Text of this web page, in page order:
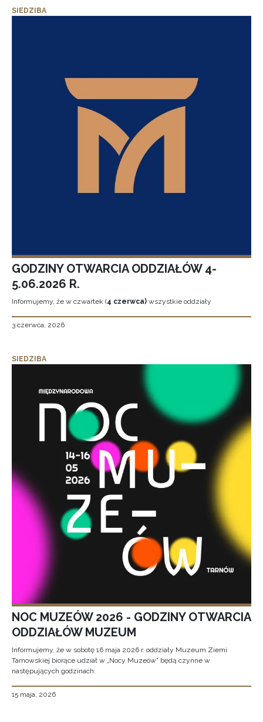
SIEDZIBA
GODZINY OTWARCIA ODDZIAŁÓW 4-
5.06.2026 R.
Informujemy, że w czwartek (4 czerwca) wszystkie oddziały
3 czerwca, 2026
SIEDZIBA
NOC MUZEÓW 2026 - GODZINY OTWARCIA
ODDZIAŁÓW MUZEUM
Informujemy, że w sobotę 16 maja 2026 r. oddziały Muzeum Ziemi
Tarnowskiej biorące udział w „Nocy Muzeów” będą czynne w
następujących godzinach:
15 maja, 2026